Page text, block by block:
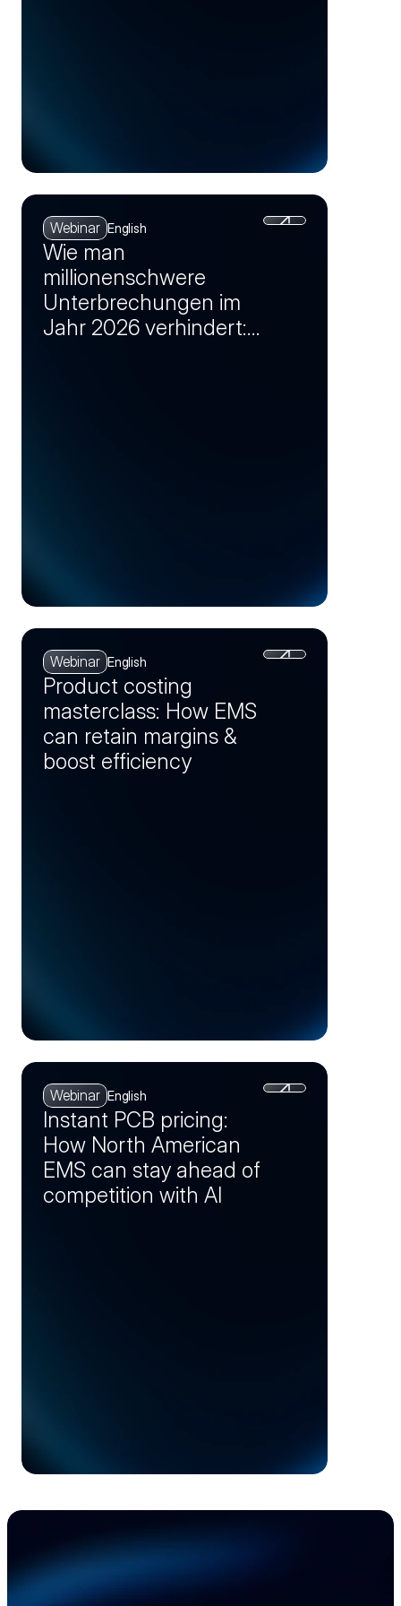
Webinar English
Wie man
millionenschwere
Unterbrechungen im
Jahr 2026 verhindert:
Webinar English
Product costing
masterclass: How EMS
can retain margins &
boost efficiency
Webinar English
Instant PCB pricing:
How North American
EMS can stay ahead of
competition with AI
Beschleunigen Sie